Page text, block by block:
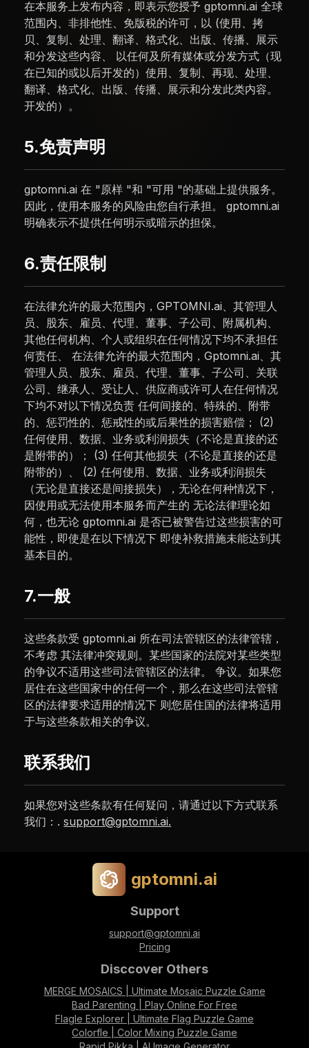
在本服务上发布内容，即表示您授予 gptomni.ai 全球
范围内、非排他性、免版税的许可，以 (使用、拷
贝、复制、处理、翻译、格式化、出版、传播、展示
和分发这些内容、 以任何及所有媒体或分发方式（现
在已知的或以后开发的）使用、复制、再现、处理、
翻译、格式化、出版、传播、展示和分发此类内容。
开发的）。
5.免责声明
gptomni.ai 在 "原样 "和 "可用 "的基础上提供服务。
因此，使用本服务的风险由您自行承担。 gptomni.ai
明确表示不提供任何明示或暗示的担保。
6.责任限制
在法律允许的最大范围内，GPTOMNI.ai、其管理人
员、股东、雇员、代理、董事、子公司、附属机构、
其他任何机构、个人或组织在任何情况下均不承担任
何责任、 在法律允许的最大范围内，Gptomni.ai、其
管理人员、股东、雇员、代理、董事、子公司、关联
公司、继承人、受让人、供应商或许可人在任何情况
下均不对以下情况负责 任何间接的、特殊的、附带
的、惩罚性的、惩戒性的或后果性的损害赔偿； (2)
任何使用、数据、业务或利润损失（不论是直接的还
是附带的）； (3) 任何其他损失（不论是直接的还是
附带的）、 (2) 任何使用、数据、业务或利润损失
（无论是直接还是间接损失），无论在何种情况下，
因使用或无法使用本服务而产生的 无论法律理论如
何，也无论 gptomni.ai 是否已被警告过这些损害的可
能性，即使是在以下情况下 即使补救措施未能达到其
基本目的。
7.一般
这些条款受 gptomni.ai 所在司法管辖区的法律管辖，
不考虑 其法律冲突规则。某些国家的法院对某些类型
的争议不适用这些司法管辖区的法律。 争议。如果您
居住在这些国家中的任何一个，那么在这些司法管辖
区的法律要求适用的情况下 则您居住国的法律将适用
于与这些条款相关的争议。
联系我们
如果您对这些条款有任何疑问，请通过以下方式联系
我们：.support@gptomni.ai.
gptomni.ai
Support
support@gptomni.ai
Pricing
Disccover Others
MERGE MOSAICS | Ultimate Mosaic Puzzle Game
Bad Parenting | Play Online For Free
Flagle Explorer | Ultimate Flag Puzzle Game
Colorfle | Color Mixing Puzzle Game